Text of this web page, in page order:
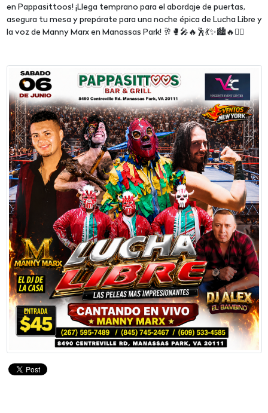
en Pappasittoos! ¡Llega temprano para el abordaje de puertas,
asegura tu mesa y prepárate para una noche épica de Lucha Libre y
la voz de Manny Marx en Manassas Park! 🥂🥊🎤🔥🕺💃✨🏙️🔥🤼‍♂️